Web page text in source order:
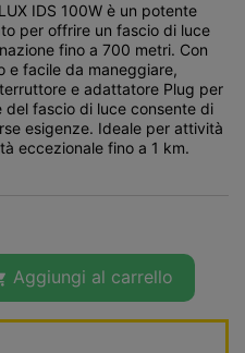
IDS 100W è un potente
per offrire un fascio di luce
fino a 700 metri. Con
e facile da maneggiare,
e adattatore Plug per
del fascio di luce consente di
esigenze. Ideale per attività
eccezionale fino a 1 km.
Aggiungi al carrello